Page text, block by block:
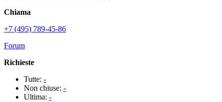
Chiama
+7 (495) 789-45-86
Forum
Richieste
Tutte: -
Non chiuse: -
Ultima: -